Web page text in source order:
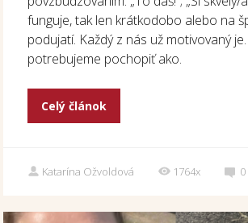
funguje, tak len krátkodobo alebo na
podujatí. Každý z nás už motivovaný
potrebujeme pochopiť ako.
Celý článok
Katarína Ožvoldová 1764x 0